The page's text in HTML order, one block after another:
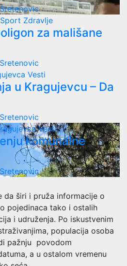
Sport Zdravlje
za mališane
Vesti
u Kragujevcu – Da
Vesti
komunalne
da širi i pruža informacije o
pojedinaca tako i ostalih
i udruženja. Po iskustvenim
populacija osoba
pažnju povodom
a u ostalom vremenu